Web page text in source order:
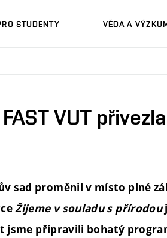
STUDENTY VĚDA A
VUT přivezla
sad proměnil v místo plné
Žijeme v souladu s přírodou
jsme připravili bohatý